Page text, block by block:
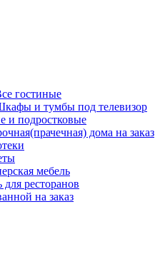
гостиные
и тумбы под телевизор
и подростковые
дома на заказ
мебель
ресторанов
на заказ